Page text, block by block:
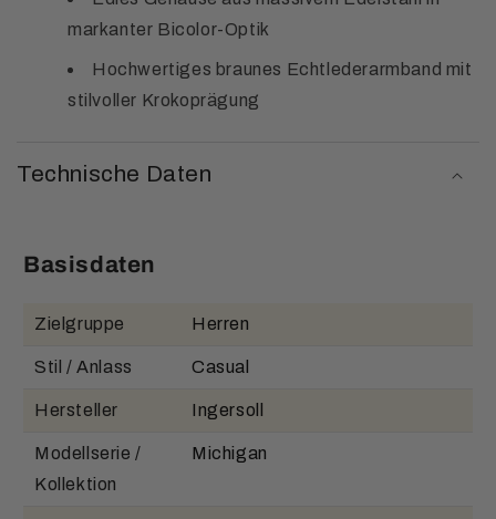
markanter Bicolor-Optik
Hochwertiges braunes Echtlederarmband mit
stilvoller Krokoprägung
Technische Daten
Basisdaten
Zielgruppe Herren
Stil / Anlass Casual
Hersteller Ingersoll
Modellserie /
Kollektion
Michigan